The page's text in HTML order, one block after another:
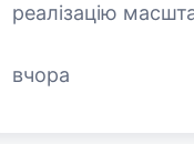
реалізацію
роботи і тому…
вчора